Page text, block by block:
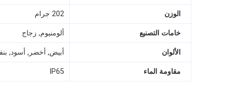
الوزن 202 جرام
خامات التصنيع ألومنيوم, زجاج
الألوان أبيض, أخضر, أسود,
مقاومة الماء IP65